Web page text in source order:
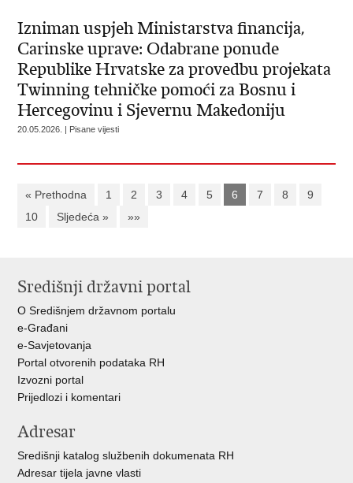
Izniman uspjeh Ministarstva financija,
Carinske uprave: Odabrane ponude
Republike Hrvatske za provedbu projekata
Twinning tehničke pomoći za Bosnu i
Hercegovinu i Sjevernu Makedoniju
20.05.2026. | Pisane vijesti
« Prethodna 1 2 3 4 5 6 7 8
9
10
Sljedeća » »»
Središnji državni portal
O Središnjem državnom portalu
e-Građani
e-Savjetovanja
Portal otvorenih podataka RH
Izvozni portal
Prijedlozi i komentari
Adresar
Središnji katalog službenih dokumenata RH
Adresar tijela javne vlasti